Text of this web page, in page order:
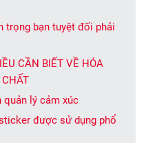
trọng bạn tuyệt đối phải
CẦN BIẾT VỀ HÓA
quản lý cảm xúc
được sử dụng phổ